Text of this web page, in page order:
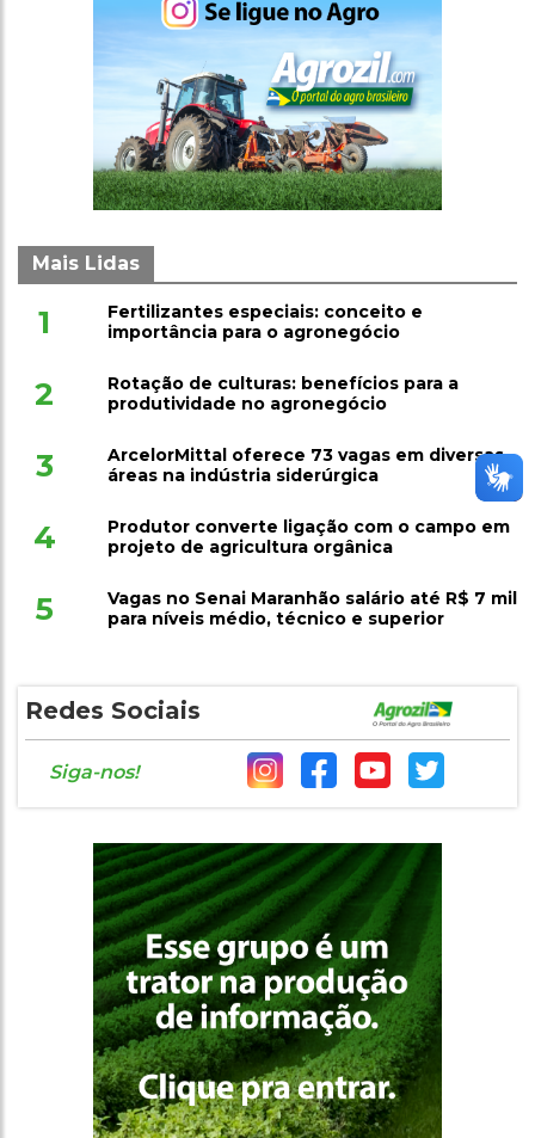
Mais Lidas
1
Fertilizantes especiais: conceito e
importância para o agronegócio
2
Rotação de culturas: benefícios para a
produtividade no agronegócio
3
ArcelorMittal oferece 73 vagas em diversas
áreas na indústria siderúrgica
4
Produtor converte ligação com o campo em
projeto de agricultura orgânica
5
Vagas no Senai Maranhão salário até R$ 7 mil
para níveis médio, técnico e superior
Redes Sociais
Siga-nos!